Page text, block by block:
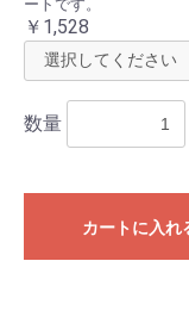
ートです。
￥1,528
数量
カートに入れ